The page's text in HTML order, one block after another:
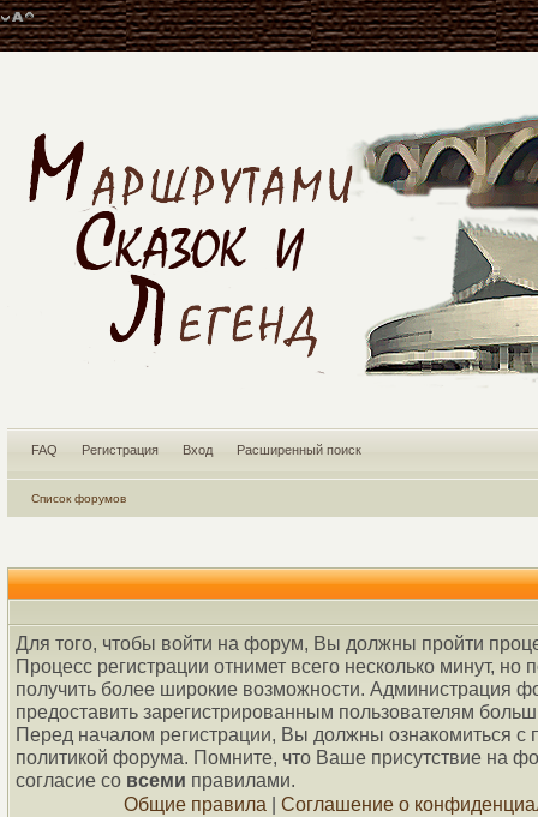
FAQ Регистрация Вход Расширенный поиск
Список форумов
Для того, чтобы войти на форум, Вы должны пройти
Процесс регистрации отнимет всего несколько минут, но
получить более широкие возможности. Администрация
предоставить зарегистрированным пользователям
Перед началом регистрации, Вы должны ознакомиться с
политикой форума. Помните, что Ваше присутствие на
согласие со всеми правилами.
Общие правила | Соглашение о